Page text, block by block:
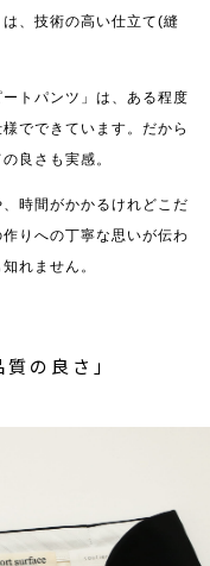
、技術の高い仕立て(縫
トパンツ」は、ある程度
でできています。だから
良さも実感。
時間がかかるけれどこだ
りへの丁寧な思いが伝わ
れません。
の良さ」